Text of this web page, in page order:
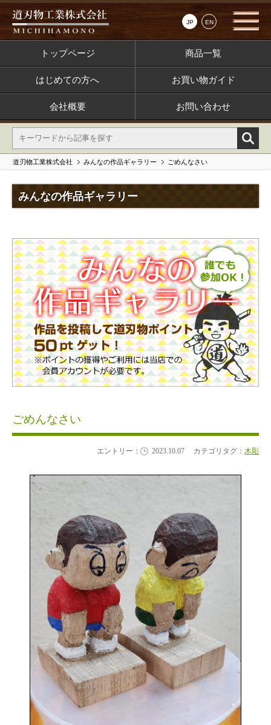
JP EN
トップページ 商品一覧
はじめての方へ お買い物ガイド
会社概要 お問い合わせ
道刃物工業株式会社 みんなの作品ギャラリー ごめんなさい
みんなの作品ギャラリー
ごめんなさい
エントリー： 2023.10.07 カテゴリタグ： 木彫